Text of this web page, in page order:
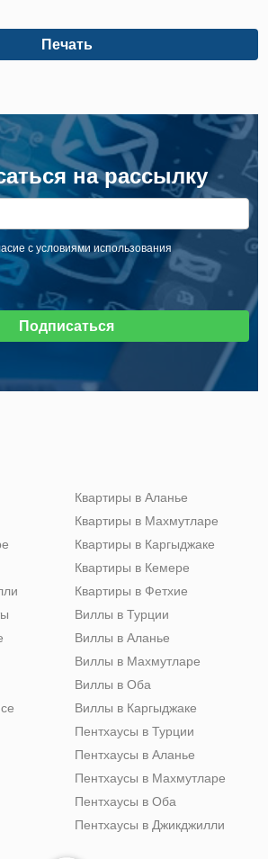
Печать
на рассылку
с условиями использования
Подписаться
Квартиры в Аланье
Квартиры в Махмутларе
Квартиры в Каргыджаке
Квартиры в Кемере
Квартиры в Фетхие
Виллы в Турции
Виллы в Аланье
Виллы в Махмутларе
Виллы в Оба
Виллы в Каргыджаке
Пентхаусы в Турции
Пентхаусы в Аланье
Пентхаусы в Махмутларе
Пентхаусы в Оба
Пентхаусы в Джикджилли